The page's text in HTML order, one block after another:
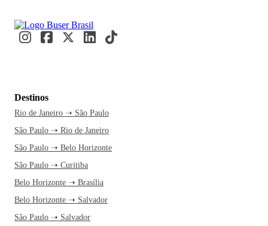
Destinos
Rio de Janeiro ➝ São Paulo
São Paulo ➝ Rio de Janeiro
São Paulo ➝ Belo Horizonte
São Paulo ➝ Curitiba
Belo Horizonte ➝ Brasília
Belo Horizonte ➝ Salvador
São Paulo ➝ Salvador